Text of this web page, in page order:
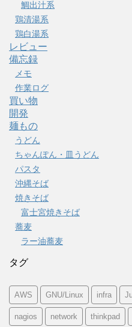
鯛出汁系
鶏清湯系
鶏白湯系
レビュー
備忘録
メモ
作業ログ
買い物
開発
麺もの
うどん
ちゃんぽん・皿うどん
パスタ
沖縄そば
焼きそば
富士宮焼きそば
蕎麦
ラー油蕎麦
タグ
AWS GNU/Linux infra
nagios network thinkpad